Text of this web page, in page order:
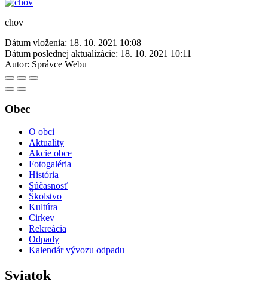
chov
Dátum vloženia: 18. 10. 2021 10:08
Dátum poslednej aktualizácie: 18. 10. 2021 10:11
Autor: Správce Webu
Obec
O obci
Aktuality
Akcie obce
Fotogaléria
História
Súčasnosť
Školstvo
Kultúra
Cirkev
Rekreácia
Odpady
Kalendár vývozu odpadu
Sviatok